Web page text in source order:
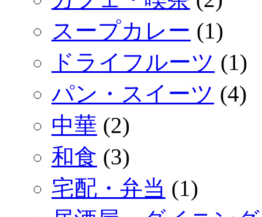
スープカレー (1)
ドライフルーツ (1)
パン・スイーツ (4)
中華 (2)
和食 (3)
宅配・弁当 (1)